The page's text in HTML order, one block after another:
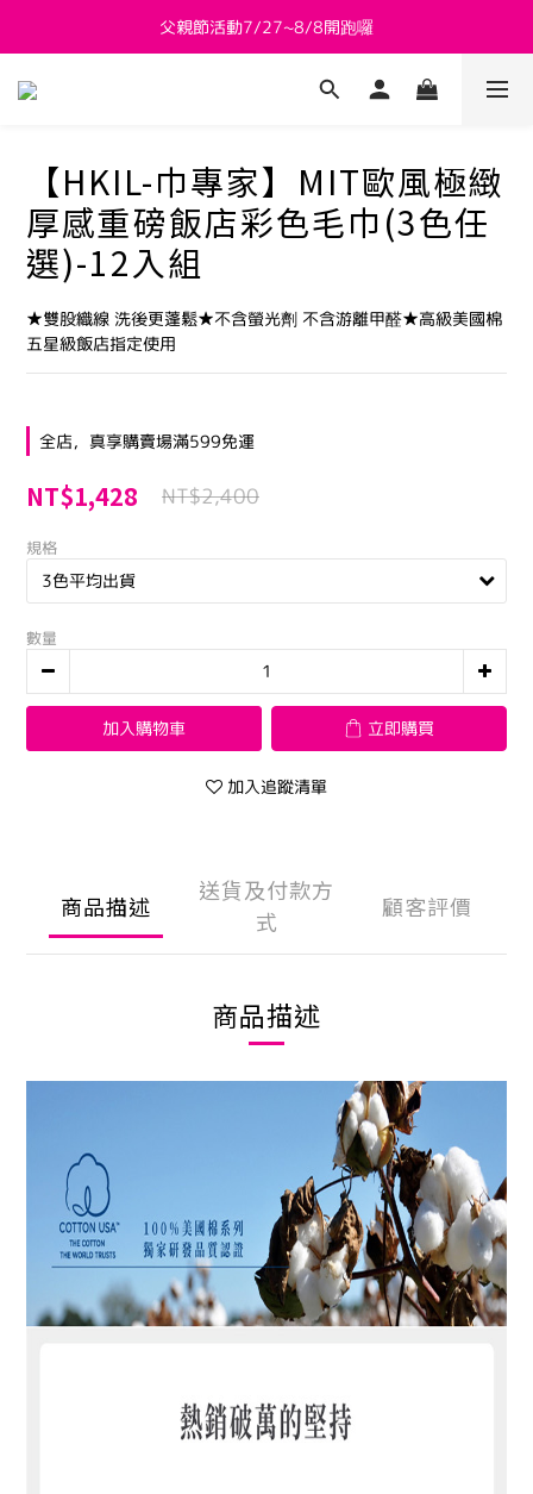
新會員送 $800購物金
父親節活動7/27~8/8開跑囉
新會員送 $800購物金
【HKIL-巾專家】MIT歐風極緻
厚感重磅飯店彩色毛巾(3色任
選)-12入組
★雙股織線 洗後更蓬鬆★不含螢光劑 不含游離甲醛★高級美國棉
五星級飯店指定使用
全店，真享購賣場滿599免運
NT$1,428 NT$2,400
規格
數量
加入購物車 立即購買
加入追蹤清單
商品描述
送貨及付款方
式
顧客評價
商品描述